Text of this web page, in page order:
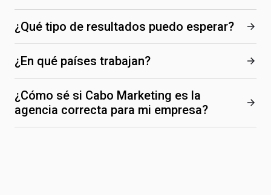
¿Qué tipo de resultados puedo esperar?
¿En qué países trabajan?
¿Cómo sé si Cabo Marketing es la
agencia correcta para mi empresa?